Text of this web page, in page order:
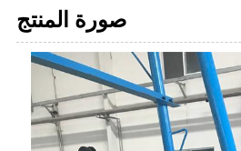
صورة المنتج